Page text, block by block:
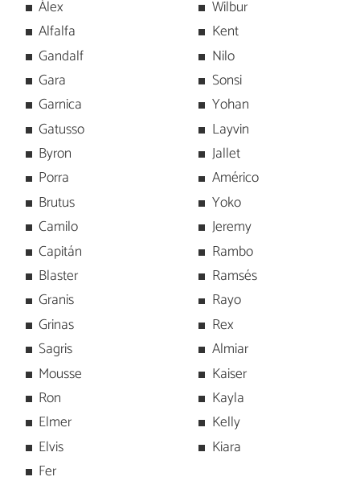
Álex
Alfalfa
Gandalf
Gara
Garnica
Gatusso
Byron
Porra
Brutus
Camilo
Capitán
Blaster
Granis
Grinas
Sagris
Mousse
Ron
Elmer
Elvis
Fer
Wilbur
Kent
Nilo
Sonsi
Yohan
Layvin
Jallet
Américo
Yoko
Jeremy
Rambo
Ramsés
Rayo
Rex
Almiar
Kaiser
Kayla
Kelly
Kiara